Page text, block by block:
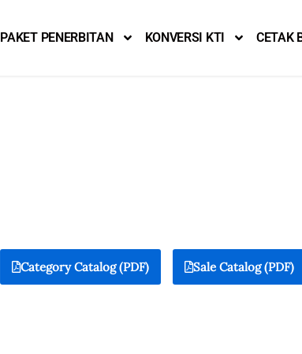
PAKET PENERBITAN KONVERSI KTI CETAK
Category Catalog (PDF) Sale Catalog (PDF)